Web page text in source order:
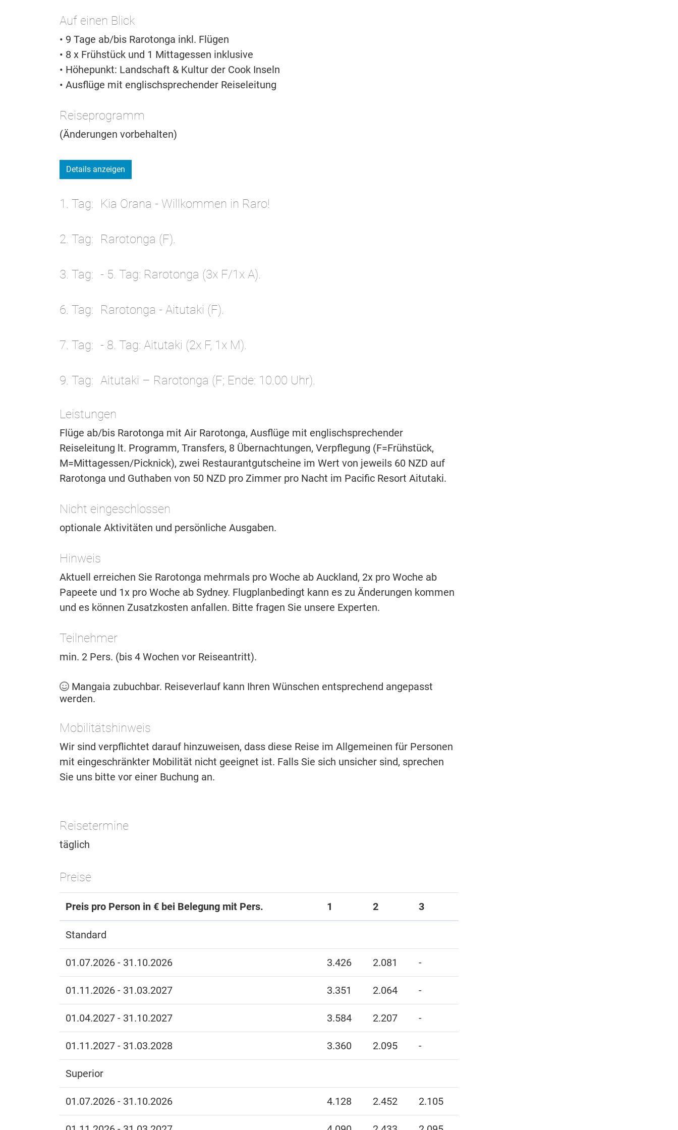
Auf einen Blick
• 9 Tage ab/bis Rarotonga inkl. Flügen
• 8 x Frühstück und 1 Mittagessen inklusive
• Höhepunkt: Landschaft & Kultur der Cook Inseln
• Ausflüge mit englischsprechender Reiseleitung
Reiseprogramm
(Änderungen vorbehalten)
Details anzeigen
1. Tag Kia Orana - Willkommen in Raro!
2. Tag Rarotonga (F).
3. Tag - 5. Tag: Rarotonga (3x F/1x A).
6. Tag Rarotonga - Aitutaki (F).
7. Tag - 8. Tag: Aitutaki (2x F, 1x M).
9. Tag Aitutaki – Rarotonga (F; Ende: 10.00 Uhr).
Leistungen
Flüge ab/bis Rarotonga mit Air Rarotonga, Ausflüge mit englischsprechender
Reiseleitung lt. Programm, Transfers, 8 Übernachtungen, Verpflegung (F=Frühstück,
M=Mittagessen/Picknick), zwei Restaurantgutscheine im Wert von jeweils 60 NZD auf
Rarotonga und Guthaben von 50 NZD pro Zimmer pro Nacht im Pacific Resort Aitutaki.
Nicht eingeschlossen
optionale Aktivitäten und persönliche Ausgaben.
Hinweis
Aktuell erreichen Sie Rarotonga mehrmals pro Woche ab Auckland, 2x pro Woche ab
Papeete und 1x pro Woche ab Sydney. Flugplanbedingt kann es zu Änderungen kommen
und es können Zusatzkosten anfallen. Bitte fragen Sie unsere Experten.
Teilnehmer
min. 2 Pers. (bis 4 Wochen vor Reiseantritt).
Mangaia zubuchbar. Reiseverlauf kann Ihren Wünschen entsprechend angepasst
werden.
Mobilitätshinweis
Wir sind verpflichtet darauf hinzuweisen, dass diese Reise im Allgemeinen für Personen
mit eingeschränkter Mobilität nicht geeignet ist. Falls Sie sich unsicher sind, sprechen
Sie uns bitte vor einer Buchung an.
Reisetermine
täglich
Preise
Preis pro Person in € bei Belegung mit Pers. 1 2 3
Standard
01.07.2026 - 31.10.2026 3.426 2.081 -
01.11.2026 - 31.03.2027 3.351 2.064 -
01.04.2027 - 31.10.2027 3.584 2.207 -
01.11.2027 - 31.03.2028 3.360 2.095 -
Superior
01.07.2026 - 31.10.2026 4.128 2.452 2.105